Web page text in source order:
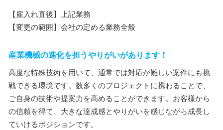
【雇入れ直後】上記業務
【変更の範囲】会社の定める業務全般
産業機械の進化を担うやりがいがあります！
高度な特殊技術を用いて、通常では対応が難しい案件にも挑
戦できる環境です。数多くのプロジェクトに携わることで、
ご自身の技術や提案力を高めることができます。お客様から
の信頼を得て、大きな達成感とやりがいを感じながら成長し
ていけるポジションです。